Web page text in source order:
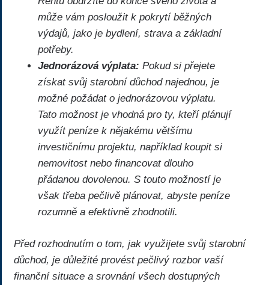
může vám posloužit k pokrytí běžných
výdajů, jako je bydlení, strava a základní
potřeby.
Jednorázová výplata: Pokud si přejete
získat svůj starobní důchod najednou, je
možné požádat o jednorázovou výplatu.
Tato možnost je vhodná pro ty, kteří plánují
využít peníze k nějakému většímu
investičnímu projektu, například koupit si
nemovitost nebo financovat dlouho
přádanou dovolenou. S touto možností je
však třeba pečlivě plánovat, abyste peníze
rozumně a efektivně zhodnotili.
Před rozhodnutím o tom, jak využijete svůj starobní
důchod, je důležité provést pečlivý rozbor vaší
finanční situace a srovnání všech dostupných